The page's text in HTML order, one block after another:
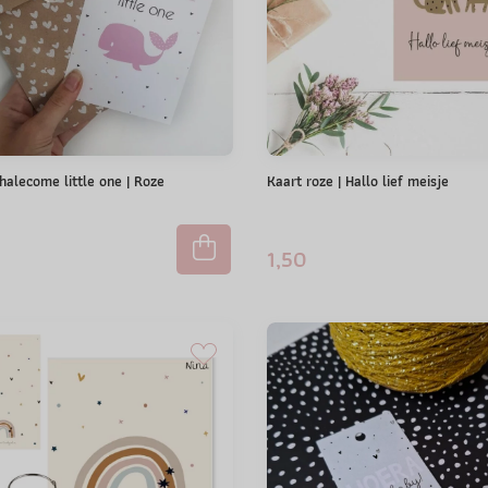
little one | Roze Kaart roze | Hallo lief meisje
1,50